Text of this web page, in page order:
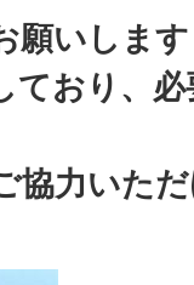
願いしま
ており、
協力いた